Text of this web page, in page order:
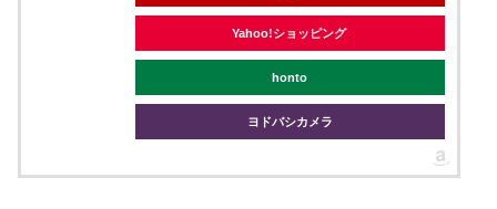
Yahoo!ショッピング
honto
ヨドバシカメラ